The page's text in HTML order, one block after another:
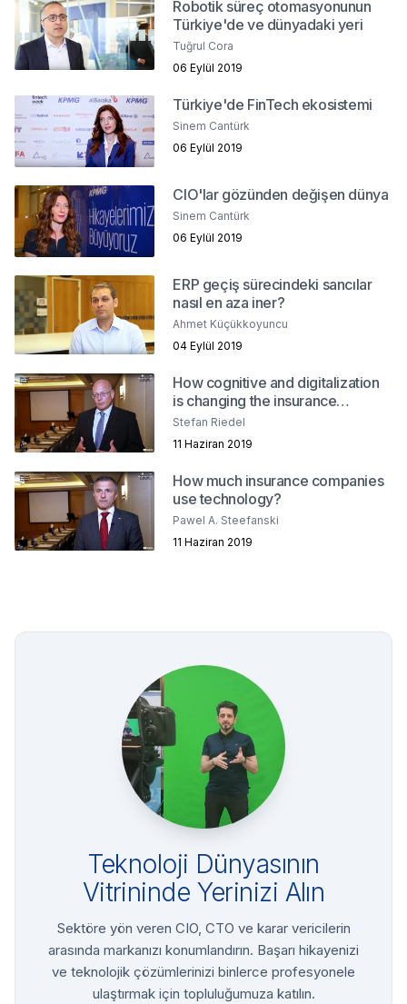
Robotik süreç otomasyonunun
Türkiye'de ve dünyadaki yeri
Tuğrul Cora
06 Eylül 2019
Türkiye'de FinTech ekosistemi
Sinem Cantürk
06 Eylül 2019
CIO'lar gözünden değişen dünya
Sinem Cantürk
06 Eylül 2019
ERP geçiş sürecindeki sancılar
nasıl en aza iner?
Ahmet Küçükkoyuncu
04 Eylül 2019
How cognitive and digitalization
is changing the insurance
industry?
Stefan Riedel
11 Haziran 2019
How much insurance companies
use technology?
Pawel A. Steefanski
11 Haziran 2019
Teknoloji Dünyasının
Vitrininde Yerinizi Alın
Sektöre yön veren CIO, CTO ve karar vericilerin
arasında markanızı konumlandırın. Başarı hikayenizi
ve teknolojik çözümlerinizi binlerce profesyonele
ulaştırmak için topluluğumuza katılın.